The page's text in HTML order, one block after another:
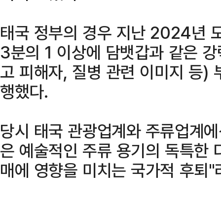
태국 정부의 경우 지난 2024년
3분의 1 이상에 담뱃갑과 같은
고 피해자, 질병 관련 이미지 등)
행했다.
당시 태국 관광업계와 주류업계
은 예술적인 주류 용기의 독특한
매에 영향을 미치는 국가적 후퇴